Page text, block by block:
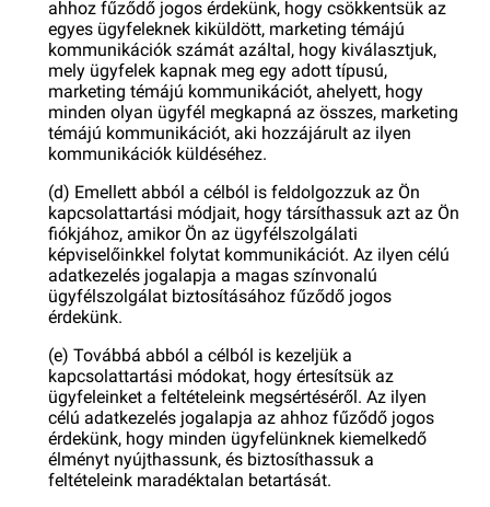
ahhoz fűződő jogos érdekünk, hogy csökkentsük az
egyes ügyfeleknek kiküldött, marketing témájú
kommunikációk számát azáltal, hogy kiválasztjuk,
mely ügyfelek kapnak meg egy adott típusú,
marketing témájú kommunikációt, ahelyett, hogy
minden olyan ügyfél megkapná az összes, marketing
témájú kommunikációt, aki hozzájárult az ilyen
kommunikációk küldéséhez.
(d) Emellett abból a célból is feldolgozzuk az Ön
kapcsolattartási módjait, hogy társíthassuk azt az Ön
fiókjához, amikor Ön az ügyfélszolgálati
képviselőinkkel folytat kommunikációt. Az ilyen célú
adatkezelés jogalapja a magas színvonalú
ügyfélszolgálat biztosításához fűződő jogos
érdekünk.
(e) Továbbá abból a célból is kezeljük a
kapcsolattartási módokat, hogy értesítsük az
ügyfeleinket a feltételeink megsértéséről. Az ilyen
célú adatkezelés jogalapja az ahhoz fűződő jogos
érdekünk, hogy minden ügyfelünknek kiemelkedő
élményt nyújthassunk, és biztosíthassuk a
feltételeink maradéktalan betartását.